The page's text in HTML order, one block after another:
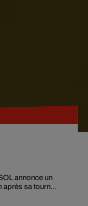
annonce un
après sa tournée